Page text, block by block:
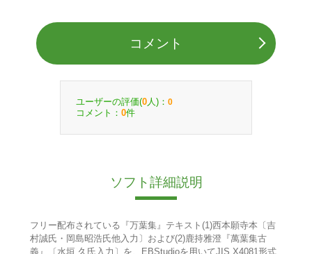
コメント
ユーザーの評価(0 人)： 0
コメント： 0件
ソフト詳細説明
フリー配布されている『万葉集』テキスト(1)西本願寺本〔吉
村誠氏・岡島昭浩氏他入力〕および(2)鹿持雅澄『萬葉集古
義』〔水垣 久氏入力〕を、EBStudioを用いてJIS X4081形式